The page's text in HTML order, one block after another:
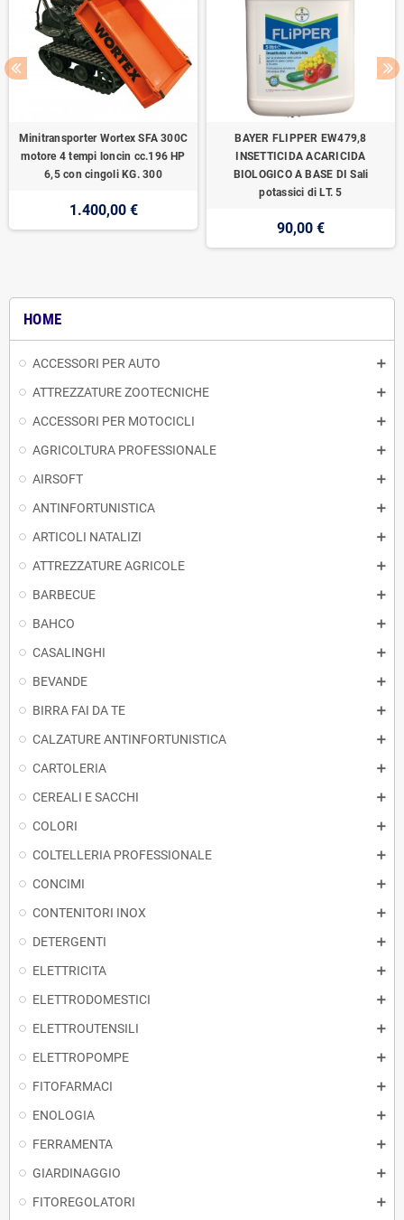
HOME
ACCESSORI PER AUTO
ATTREZZATURE ZOOTECNICHE
ACCESSORI PER MOTOCICLI
AGRICOLTURA PROFESSIONALE
AIRSOFT
ANTINFORTUNISTICA
ARTICOLI NATALIZI
ATTREZZATURE AGRICOLE
BARBECUE
BAHCO
CASALINGHI
BEVANDE
BIRRA FAI DA TE
CALZATURE ANTINFORTUNISTICA
CARTOLERIA
CEREALI E SACCHI
COLORI
COLTELLERIA PROFESSIONALE
CONCIMI
CONTENITORI INOX
DETERGENTI
ELETTRICITA
ELETTRODOMESTICI
ELETTROUTENSILI
ELETTROPOMPE
FITOFARMACI
ENOLOGIA
FERRAMENTA
GIARDINAGGIO
FITOREGOLATORI
Minitransporter Wortex SFA 300C
motore 4 tempi loncin cc.196 HP
6,5 con cingoli KG. 300
1.400,00 €
BAYER FLIPPER EW479,8
INSETTICIDA ACARICIDA
BIOLOGICO A BASE DI Sali
potassici di LT. 5
90,00 €